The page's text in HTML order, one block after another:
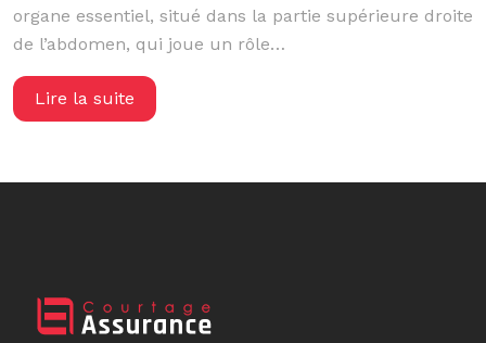
organe essentiel, situé dans la partie supérieure droite
de l’abdomen, qui joue un rôle…
Lire la suite